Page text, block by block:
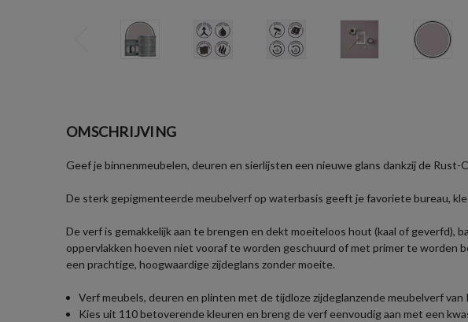
OMSCHRIJVING
Geef je binnenmeubelen, deuren en sierlijsten een nieuwe glans dankzij de Rust-
De sterk gepigmenteerde meubelverf op waterbasis geeft je favoriete bureau,
De verf is gemakkelijk aan te brengen en dekt moeiteloos hout (kaal of
oppervlakken hoeven niet vooraf te worden geschuurd of met primer te
een prachtige, hoogwaardige zijdeglans zonder moeite.
Verf meubels, deuren en plinten met de tijdloze zijdeglanzende meubelverf van
Kies uit 110 betoverende kleuren en breng de verf eenvoudig aan met een